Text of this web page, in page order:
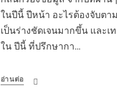
ในปีนี้ ปีหน้า อะไรต้องจับตา
เป็นร่างชัดเจนมากขึ้น และเ
ใน ปีนี้ ที่ปรึกษากา…
อ่านต่อ